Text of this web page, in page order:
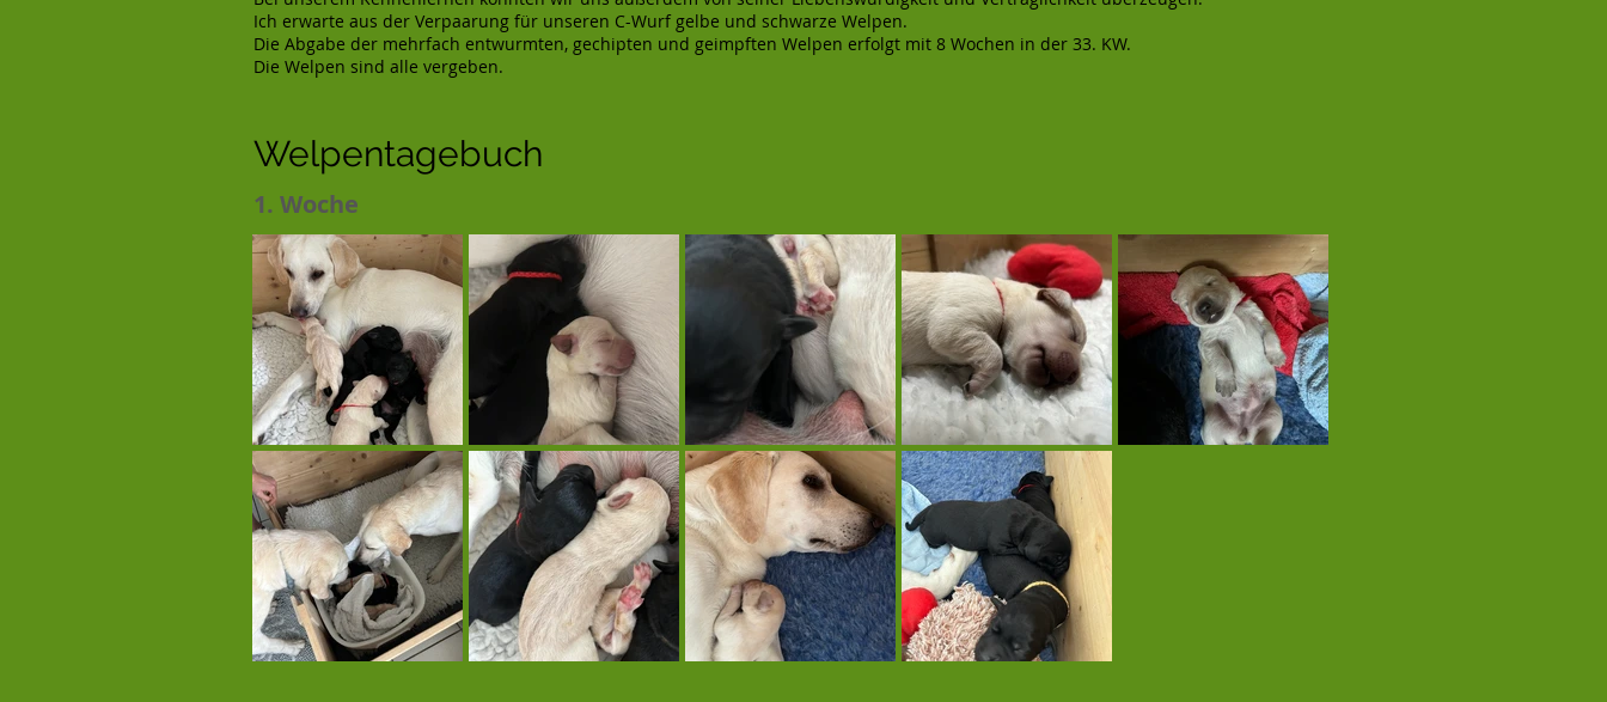
Ich erwarte aus der Verpaarung für unseren C-Wurf gelbe und schwarze Welpen.
Die Abgabe der mehrfach entwurmten, gechipten und geimpften Welpen erfolgt mit 8 Wochen in der 33. KW.
Die Welpen sind alle vergeben.
Welpentagebuch
1. Woche